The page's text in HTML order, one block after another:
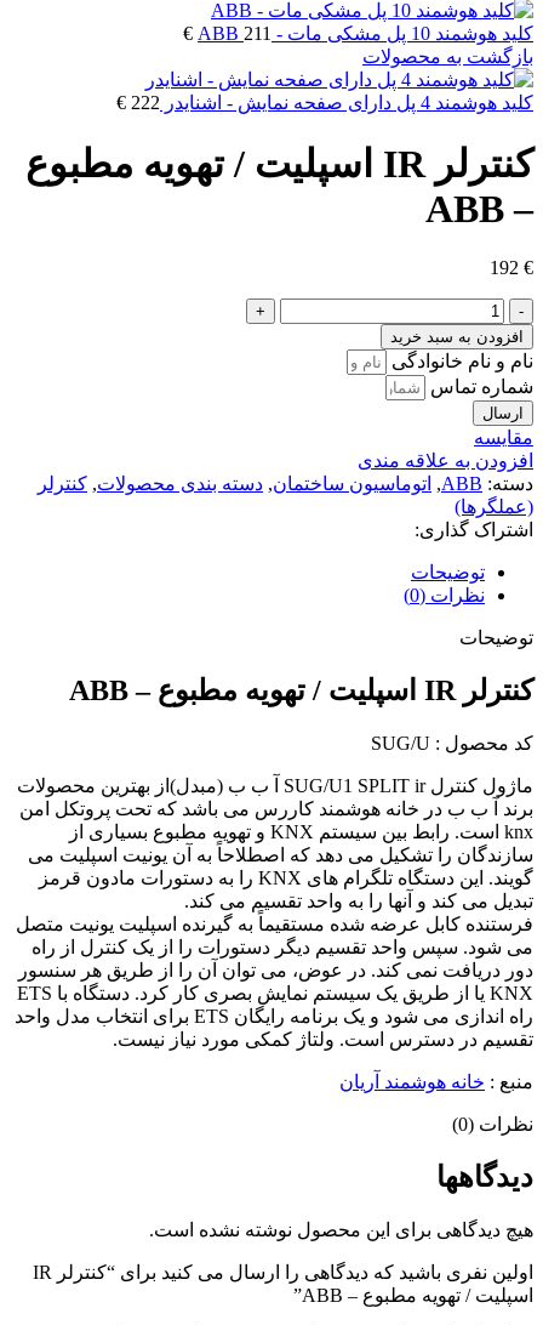
کلید هوشمند 10 پل مشکی مات - ABB 211
€
بازگشت به محصولات
کلید هوشمند 4 پل دارای صفحه نمایش - اشنایدر 222
€
کنترلر IR اسپلیت / تهویه مطبوع
– ABB
192 €
کنترلر
IR
اسپلیت
/
تهویه
مطبوع
-
ABB
عدد
افزودن به سبد خرید
نام و نام خانوادگی
شماره تماس
ارسال
مقايسه
افزودن به علاقه مندی
دسته: ABB
, اتوماسیون ساختمان, دسته بندی محصولات, کنترلر
(عملگرها)
اشتراک گذاری:
توضیحات
نظرات (0)
توضیحات
کنترلر IR اسپلیت / تهویه مطبوع – ABB
کد محصول : SUG/U
ماژول کنترل SUG/U1 SPLIT ir آ ب ب (مبدل)از بهترین محصولات
برند آ ب ب در خانه هوشمند کاررس می باشد که تحت پروتکل امن
knx است. رابط بین سیستم KNX و تهویه مطبوع بسیاری از
سازندگان را تشکیل می دهد که اصطلاحاً به آن یونیت اسپلیت می
گویند. این دستگاه تلگرام های KNX را به دستورات مادون قرمز
تبدیل می کند و آنها را به واحد تقسیم می کند.
فرستنده کابل عرضه شده مستقیماً به گیرنده اسپلیت یونیت متصل
می شود. سپس واحد تقسیم دیگر دستورات را از یک کنترل از راه
دور دریافت نمی کند. در عوض، می توان آن را از طریق هر سنسور
KNX یا از طریق یک سیستم نمایش بصری کار کرد. دستگاه با ETS
راه اندازی می شود و یک برنامه رایگان ETS برای انتخاب مدل واحد
تقسیم در دسترس است. ولتاژ کمکی مورد نیاز نیست.
منبع : خانه هوشمند آریان
نظرات (0)
دیدگاهها
هیچ دیدگاهی برای این محصول نوشته نشده است.
اولین نفری باشید که دیدگاهی را ارسال می کنید برای “کنترلر IR
اسپلیت / تهویه مطبوع – ABB”